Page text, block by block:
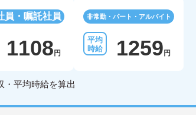
員・嘱託社員
1108 円
非常勤・パート・アルバイト
1259 円
平均時給を算出